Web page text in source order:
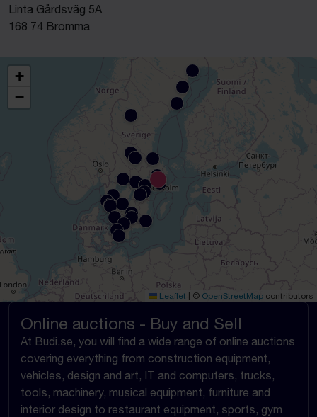
Linta Gårdsväg 5A
168 74 Bromma
+
−
Leaflet © OpenStreetMap contributors
Online auctions - Buy and Sell
At Budi.se, you will find a wide range of online auctions
covering everything from construction equipment,
vehicles, design and art, IT and computers, trucks,
tools, machinery, musical equipment, furniture and
interior design to restaurant equipment, sports, gym